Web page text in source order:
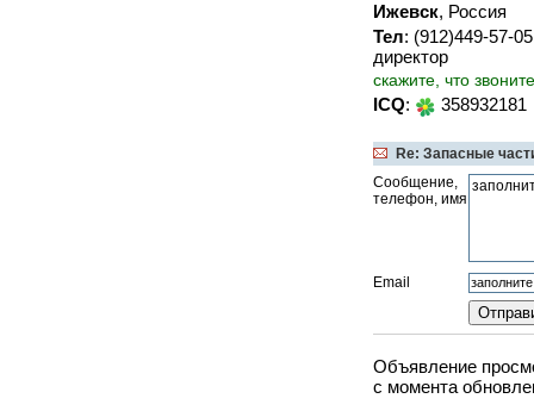
Ижевск, Россия
Тел: (912)449-57-
директор
скажите, что
ICQ: 358932181
Re: Запасные
Сообщение,
телефон, имя
Email
Объявление
c момента